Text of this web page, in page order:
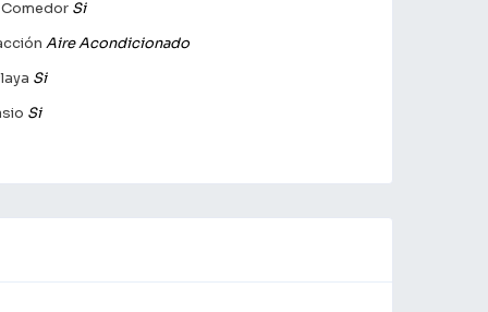
Si
Aire Acondicionado
Si
Si